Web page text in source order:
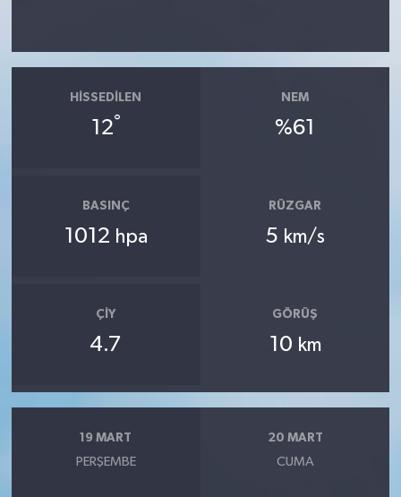
HISSEDILEN
12°
NEM
%61
BASINÇ
1012 hpa
RÜZGAR
5 km/s
ÇIY
4.7
GÖRÜŞ
10 km
19 MART
PERŞEMBE
20 MART
CUMA